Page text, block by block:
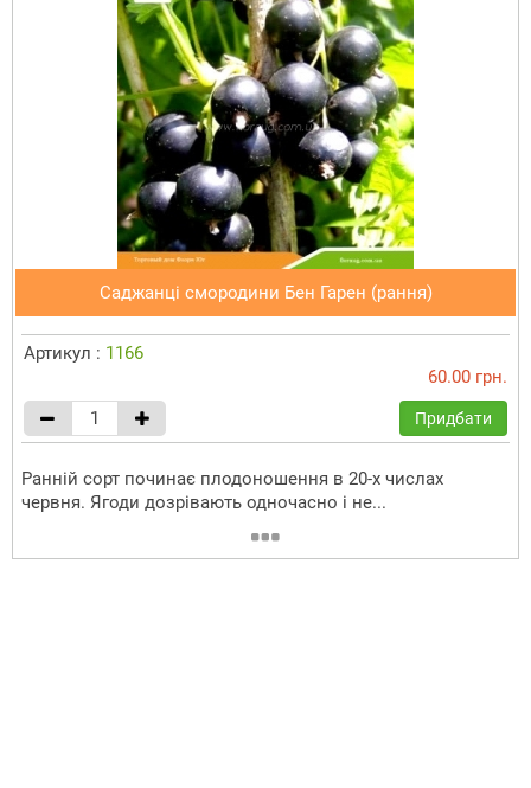
Саджанці смородини Бен Гарен (рання)
Артикул : 1166
60.00 грн.
Придбати
Ранній сорт починає плодоношення в 20-х числах
червня. Ягоди дозрівають одночасно і не...